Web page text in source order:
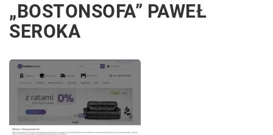
„BOSTONSOFA” PAWEŁ
SEROKA